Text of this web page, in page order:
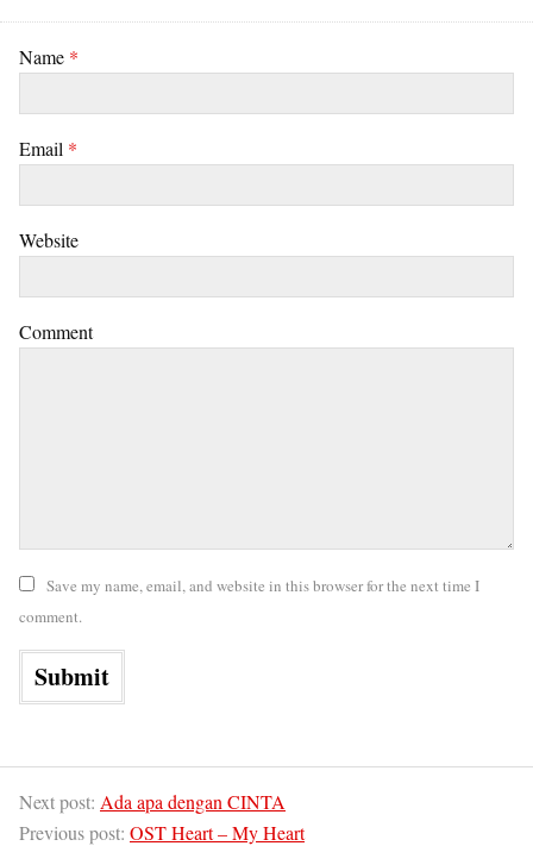
Name *
Email *
Website
Comment
Save my name, email, and website in this browser for the next time I
comment.
Next post: Ada apa dengan CINTA
Previous post: OST Heart – My Heart